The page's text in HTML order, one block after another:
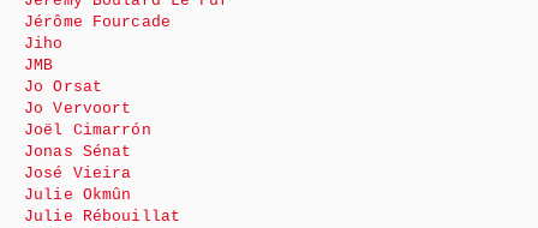
Jérôme Fourcade
Jiho
JMB
Jo Orsat
Jo Vervoort
Joël Cimarrón
Jonas Sénat
José Vieira
Julie Okmûn
Julie Rébouillat